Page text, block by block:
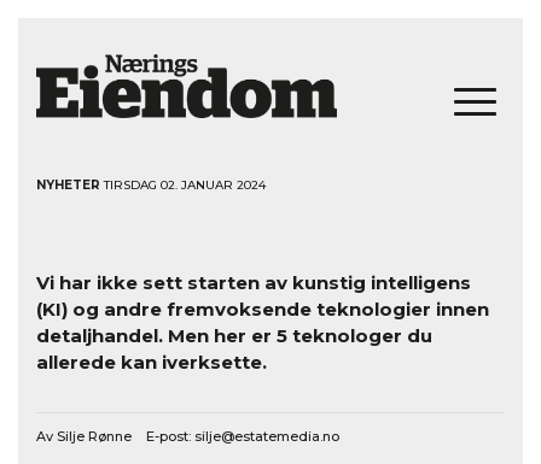
NYHETER TIRSDAG 02. JANUAR 2024
Vi har ikke sett starten av kunstig intelligens
(KI) og andre fremvoksende teknologier innen
detaljhandel. Men her er 5 teknologer du
allerede kan iverksette.
Av Silje Rønne E-post: silje@estatemedia.no